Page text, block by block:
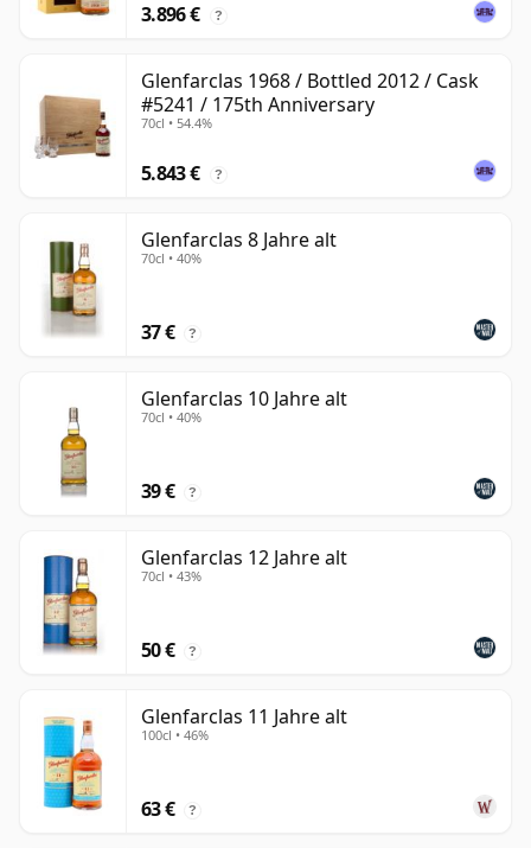
3.896 € ?
Glenfarclas 1968 / Bottled 2012 / Cask
#5241 / 175th Anniversary
70cl • 54.4%
5.843 € ?
Glenfarclas 8 Jahre alt
70cl • 40%
37 € ?
Glenfarclas 10 Jahre alt
70cl • 40%
39 € ?
Glenfarclas 12 Jahre alt
70cl • 43%
50 € ?
Glenfarclas 11 Jahre alt
100cl • 46%
63 € ?